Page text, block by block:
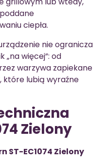
ciepła.
nie ogranicza
„na więcej”: od
warzywa zapiekane
które lubią wyraźne
Zielony
ST-EC1074 Zielony